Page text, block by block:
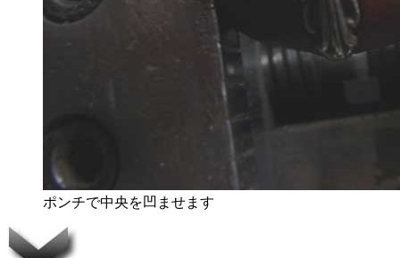
ポンチで中央を凹ませます